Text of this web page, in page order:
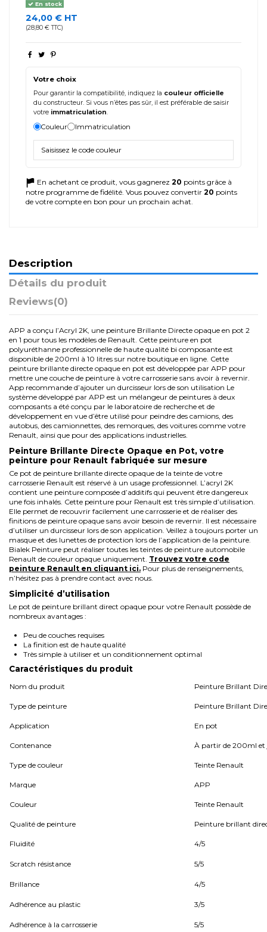
En stock
24,00 € HT
(28,80 € TTC)
Votre choix
Pour garantir la compatibilité, indiquez la couleur officielle
du constructeur. Si vous n’êtes pas sûr, il est préférable de saisir
votre immatriculation.
Couleur Immatriculation
En achetant ce produit, vous gagnerez 20 points grâce à
notre programme de fidélité. Vous pouvez convertir 20 points
de votre compte en bon pour un prochain achat.
Description
Détails du produit
Reviews(0)
APP a conçu l’Acryl 2K, une peinture Brillante Directe opaque en pot 2
en 1 pour tous les modèles de Renault. Cette peinture en pot
polyuréthanne professionnelle de haute qualité bi composante est
disponible de 200ml à 10 litres sur notre boutique en ligne. Cette
peinture brillante directe opaque en pot est développée par APP pour
mettre une couche de peinture à votre carrosserie sans avoir à revernir.
App recommande d’ajouter un durcisseur lors de son utilisation Le
système développé par APP est un mélangeur de peintures à deux
composants a été conçu par le laboratoire de recherche et de
développement en vue d’être utilisé pour peindre des camions, des
autobus, des camionnettes, des remorques, des voitures comme votre
Renault, ainsi que pour des applications industrielles.
Peinture Brillante Directe Opaque en Pot, votre
peinture pour Renault fabriquée sur mesure
Ce pot de peinture brillante directe opaque de la teinte de votre
carrosserie Renault est réservé à un usage professionnel. L’acryl 2K
contient une peinture composée d’additifs qui peuvent être dangereux
une fois inhalés. Cette peinture pour Renault est très simple d’utilisation.
Elle permet de recouvrir facilement une carrosserie et de réaliser des
finitions de peinture opaque sans avoir besoin de revernir. Il est nécessaire
d’utiliser un durcisseur lors de son application. Veillez à toujours porter un
masque et des lunettes de protection lors de l’application de la peinture.
Bialek Peinture peut réaliser toutes les teintes de peinture automobile
Renault de couleur opaque uniquement. Trouvez votre code
peinture Renault en cliquant ici. Pour plus de renseignements,
n’hésitez pas à prendre contact avec nous.
Simplicité d’utilisation
Le pot de peinture brillant direct opaque pour votre Renault possède de
nombreux avantages :
Peu de couches requises
La finition est de haute qualité
Très simple à utiliser et un conditionnement optimal
Caractéristiques du produit
Nom du produit Peinture Brillant
Type de peinture Peinture Brillant
Application En pot
Contenance À partir de 200ml et
Type de couleur Teinte Renault
Marque APP
Couleur Teinte Renault
Qualité de peinture Peinture brillant
Fluidité 4/5
Scratch résistance 5/5
Brillance 4/5
Adhérence au plastic 3/5
Adhérence à la carrosserie 5/5